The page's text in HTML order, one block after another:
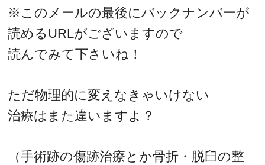
※このメールの最後にバックナンバーが
読めるURLがございますので
読んでみて下さいね！
ただ物理的に変えなきゃいけない
治療はまた違いますよ？
（手術跡の傷跡治療とか骨折・脱臼の整